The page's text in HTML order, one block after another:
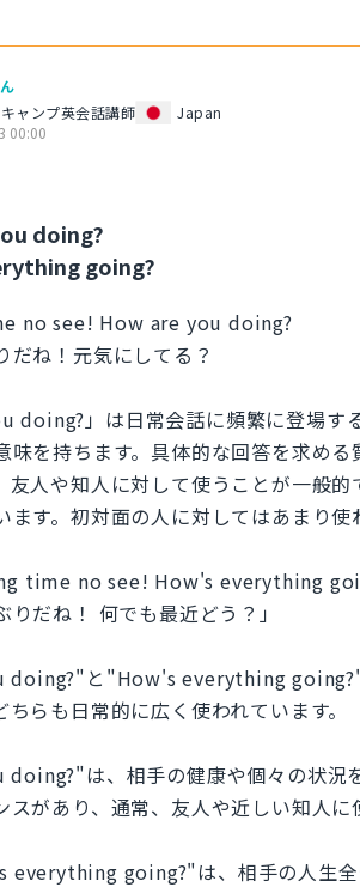
ャンプ英会話講師
Japan
00:00
doing?
going?
no see! How are you doing?
だね！元気にしてる？
doing?」は日常会話に頻繁に登場す
味を持ちます。具体的な回答を求め
友人や知人に対して使うことが一般
ます。初対面の人に対してはあまり使
time no see! How's everything
りだね！ 何でも最近どう？」
と"How's everything going?"
ちらも日常的に広く使われています。
は、相手の健康や個々の状況
スがあり、通常、友人や近しい知人に
everything going?"は、相手の人生全